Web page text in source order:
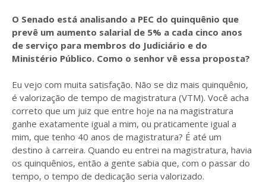
O Senado está analisando a PEC do quinquênio que
prevê um aumento salarial de 5% a cada cinco anos
de serviço para membros do Judiciário e do
Ministério Público. Como o senhor vê essa proposta?
Eu vejo com muita satisfação. Não se diz mais quinquênio,
é valorização de tempo de magistratura (VTM). Você acha
correto que um juiz que entre hoje na na magistratura
ganhe exatamente igual a mim, ou praticamente igual a
mim, que tenho 40 anos de magistratura? É até um
destino à carreira. Quando eu entrei na magistratura, havia
os quinquênios, então a gente sabia que, com o passar do
tempo, o tempo de dedicação seria valorizado.